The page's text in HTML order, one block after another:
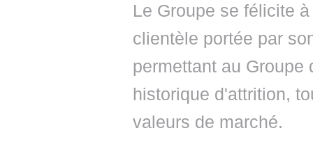
Le Groupe se félicite
clientèle portée par
permettant au
historique d'attrition,
valeurs de marché.